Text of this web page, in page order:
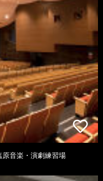
音楽・演劇練習場